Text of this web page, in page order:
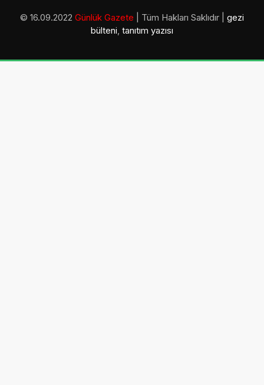
© 16.09.2022 Günlük Gazete | Tüm Hakları Saklıdır | gezi
bülteni, tanıtım yazısı